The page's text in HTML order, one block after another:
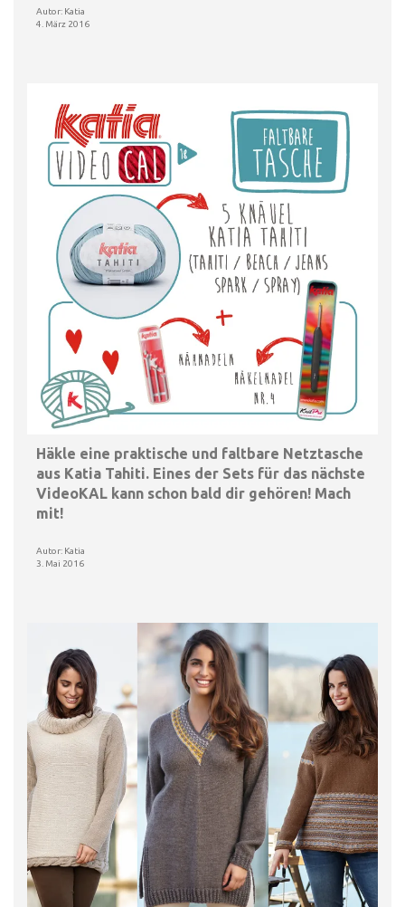
Autor: Katia
4. März 2016
Häkle eine praktische und faltbare Netztasche
aus Katia Tahiti. Eines der Sets für das nächste
VideoKAL kann schon bald dir gehören! Mach
mit!
Autor: Katia
3. Mai 2016